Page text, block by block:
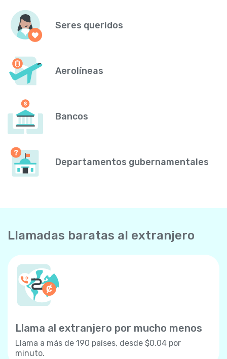
Seres queridos
Aerolíneas
Bancos
Departamentos gubernamentales
Llamadas baratas al extranjero
Llama al extranjero por mucho menos
Llama a más de 190 países, desde $0.04 por
minuto.